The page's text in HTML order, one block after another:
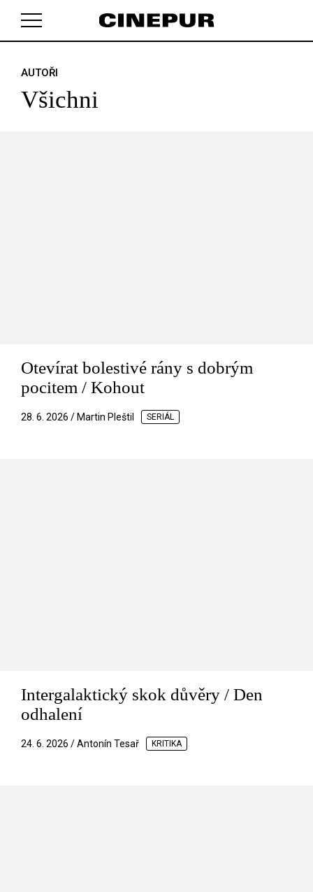
AUTOŘI
Všichni
Otevírat bolestivé rány s dobrým
pocitem / Kohout
28. 6. 2026 / Martin Pleštil SERIÁL
Intergalaktický skok důvěry / Den
odhalení
24. 6. 2026 / Antonín Tesař KRITIKA